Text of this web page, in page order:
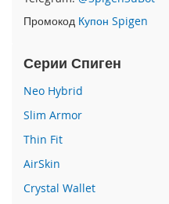
P
h
e
7
P
h
o
n
Промокод Купон Spigen
Серии Спиген
Neo Hybrid
Slim Armor
Thin Fit
AirSkin
Crystal Wallet